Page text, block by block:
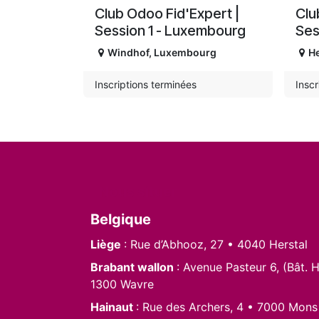
Club Odoo Fid'Expert |
Session 1 - Luxembourg
Windhof, Luxembourg
Inscriptions terminées
Belgique
Liège : Rue d’Abhooz, 27 • 4040 Herstal
Brabant wallon : Avenue Pasteur 6, (Bât.
1300 Wavre
Hainaut : Rue des Archers, 4 • 7000 Mons